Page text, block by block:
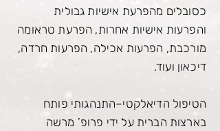
כסובלים מהפרעת אישיות גבולית
והפרעות אישיות אחרות, הפרעת טראומה
מורכבת, הפרעות אכילה, הפרעות חרדה,
דיכאון ועוד.
הטיפול הדיאלקטי–התנהגותי פותח
בארצות הברית על ידי פרופ’ מרשה